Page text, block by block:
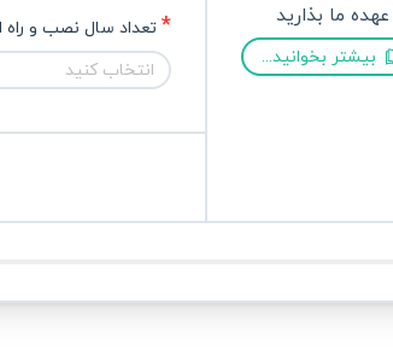
تعداد سال نصب و راه
انتخاب کنید
ما بذارید
بیشتر بخوانید...